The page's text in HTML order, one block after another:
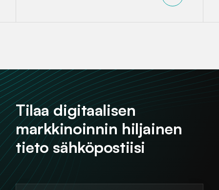
Tilaa digitaalisen
markkinoinnin hiljainen
tieto sähköpostiisi